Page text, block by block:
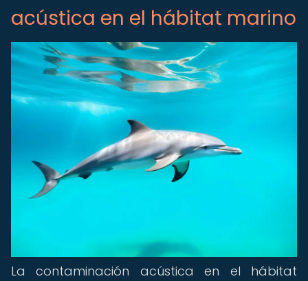
acústica en el hábitat marino
La contaminación acústica en el hábitat